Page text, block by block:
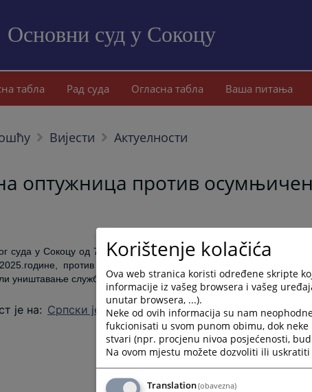
Основни суд у Сокоцу
садржај
табла Рад суда Огласна табла Ваша питања
Вијести Актуелности
оптужница против
суда у Сокоцу од 7.8.2025.године, потврђена је оптужница
против осумњиченог Д.Л. из П., због основане
уништавање службене исправе из члана 349. став 1. Кривичног
је на: Српски језик
Korištenje kolačića
Ova web stranica koristi određene skripte
informacije iz vašeg browsera i vašeg
unutar browsera, ...).
Neke od ovih informacija su nam
fukcionisati u svom punom obimu, dok
stvari (npr. procjenu nivoa posjećenosti,
Na ovom mjestu možete dozvoliti ili
Translation(obavezna)